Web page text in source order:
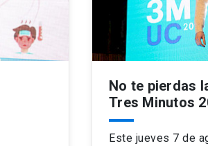
No te pierdas
Tres Minutos
Este jueves 7 de